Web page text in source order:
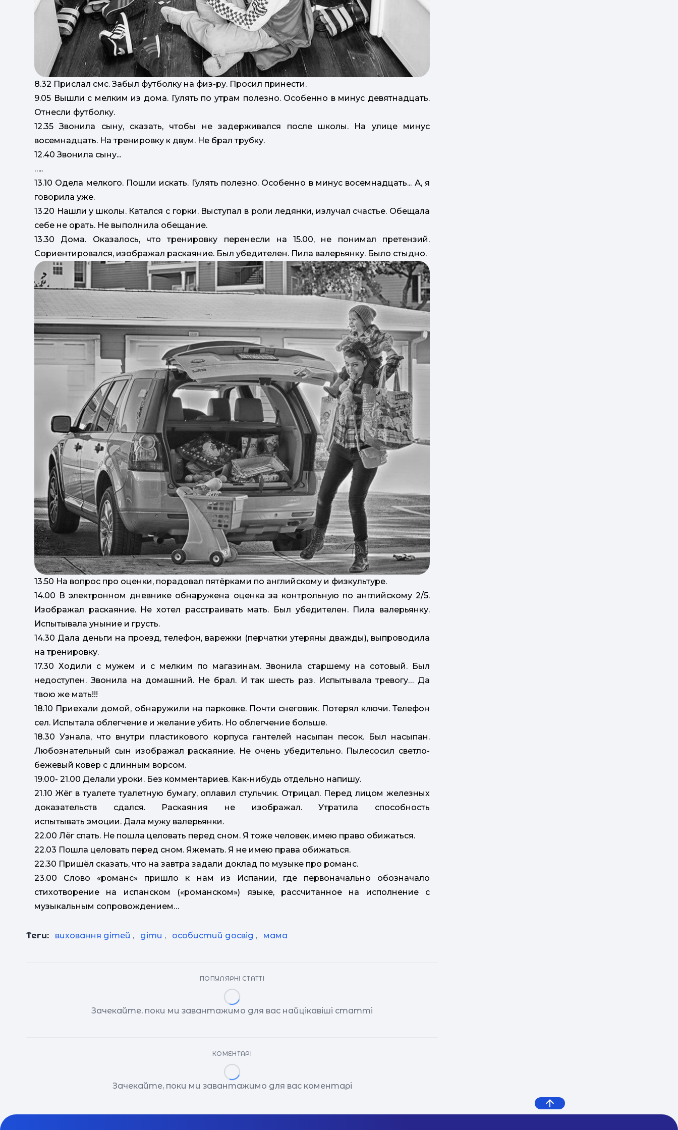
8.32 Прислал смс. Забыл футболку на физ-ру. Просил принести.
9.05 Вышли с мелким из дома. Гулять по утрам полезно. Особенно в минус девятнадцать.
Отнесли футболку.
12.35 Звонила сыну, сказать, чтобы не задерживался после школы. На улице минус
восемнадцать. На тренировку к двум. Не брал трубку.
12.40 Звонила сыну...
…..
13.10 Одела мелкого. Пошли искать. Гулять полезно. Особенно в минус восемнадцать... А, я
говорила уже.
13.20 Нашли у школы. Катался с горки. Выступал в роли ледянки, излучал счастье. Обещала
себе не орать. Не выполнила обещание.
13.30 Дома. Оказалось, что тренировку перенесли на 15.00, не понимал претензий.
Сориентировался, изображал раскаяние. Был убедителен. Пила валерьянку. Было стыдно.
13.50 На вопрос про оценки, порадовал пятёрками по английскому и физкультуре.
14.00 В электронном дневнике обнаружена оценка за контрольную по английскому 2/5.
Изображал раскаяние. Не хотел расстраивать мать. Был убедителен. Пила валерьянку.
Испытывала уныние и грусть.
14.30 Дала деньги на проезд, телефон, варежки (перчатки утеряны дважды), выпроводила
на тренировку.
17.30 Ходили с мужем и с мелким по магазинам. Звонила старшему на сотовый. Был
недоступен. Звонила на домашний. Не брал. И так шесть раз. Испытывала тревогу… Да
твою же мать!!!
18.10 Приехали домой, обнаружили на парковке. Почти снеговик. Потерял ключи. Телефон
сел. Испытала облегчение и желание убить. Но облегчение больше.
18.30 Узнала, что внутри пластикового корпуса гантелей насыпан песок. Был насыпан.
Любознательный сын изображал раскаяние. Не очень убедительно. Пылесосил светло-
бежевый ковер с длинным ворсом.
19.00- 21.00 Делали уроки. Без комментариев. Как-нибудь отдельно напишу.
21.10 Жёг в туалете туалетную бумагу, оплавил стульчик. Отрицал. Перед лицом железных
доказательств сдался. Раскаяния не изображал. Утратила способность
испытывать эмоции. Дала мужу валерьянки.
22.00 Лёг спать. Не пошла целовать перед сном. Я тоже человек, имею право обижаться.
22.03 Пошла целовать перед сном. Яжемать. Я не имею права обижаться.
22.30 Пришёл сказать, что на завтра задали доклад по музыке про романс.
23.00 Слово «романс» пришло к нам из Испании, где первоначально обозначало
стихотворение на испанском («романском») языке, рассчитанное на исполнение с
музыкальным сопровождением…
Теги: виховання дітей , діти , особистий досвід , мама
ПОПУЛЯРНІ СТАТТІ
Зачекайте, поки ми завантажимо для вас найцікавіші статті
КОМЕНТАРІ
Зачекайте, поки ми завантажимо для вас коментарі